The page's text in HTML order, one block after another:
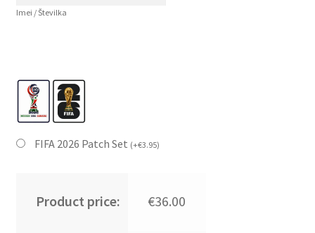
Imei / Številka
FIFA 2026 Patch Set (+€3.95)
Product price: €36.00